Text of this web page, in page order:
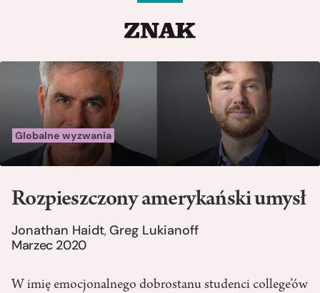
Globalne wyzwania
Rozpieszczony amerykański umysł
Jonathan Haidt,Greg Lukianoff
Marzec 2020
W imię emocjonalnego dobrostanu studenci college’ów